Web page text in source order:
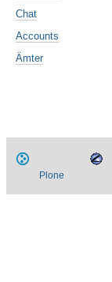
Chat
Accounts
Ämter
Plone